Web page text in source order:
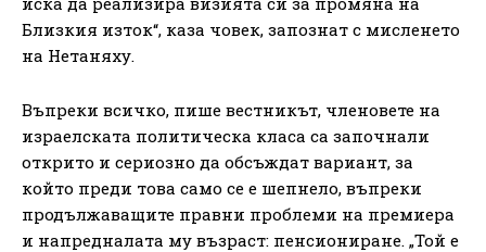
Близкия изток“, каза човек, запознат с мисленето
на Нетаняху.
Въпреки всичко, пише вестникът, членовете на
израелската политическа класа са започнали
открито и сериозно да обсъждат вариант, за
който преди това само се е шепнело, въпреки
продължаващите правни проблеми на премиера
и напредналата му възраст: пенсиониране. „Той е